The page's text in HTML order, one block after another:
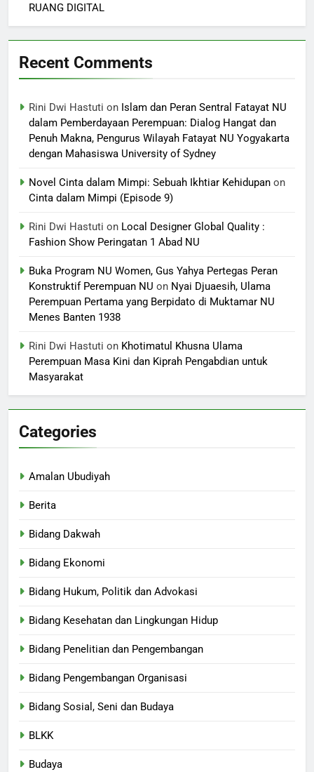
RUANG DIGITAL
Recent Comments
Rini Dwi Hastuti on Islam dan Peran Sentral Fatayat NU
dalam Pemberdayaan Perempuan: Dialog Hangat dan
Penuh Makna, Pengurus Wilayah Fatayat NU Yogyakarta
dengan Mahasiswa University of Sydney
Novel Cinta dalam Mimpi: Sebuah Ikhtiar Kehidupan on
Cinta dalam Mimpi (Episode 9)
Rini Dwi Hastuti on Local Designer Global Quality :
Fashion Show Peringatan 1 Abad NU
Buka Program NU Women, Gus Yahya Pertegas Peran
Konstruktif Perempuan NU on Nyai Djuaesih, Ulama
Perempuan Pertama yang Berpidato di Muktamar NU
Menes Banten 1938
Rini Dwi Hastuti on Khotimatul Khusna Ulama
Perempuan Masa Kini dan Kiprah Pengabdian untuk
Masyarakat
Categories
Amalan Ubudiyah
Berita
Bidang Dakwah
Bidang Ekonomi
Bidang Hukum, Politik dan Advokasi
Bidang Kesehatan dan Lingkungan Hidup
Bidang Penelitian dan Pengembangan
Bidang Pengembangan Organisasi
Bidang Sosial, Seni dan Budaya
BLKK
Budaya